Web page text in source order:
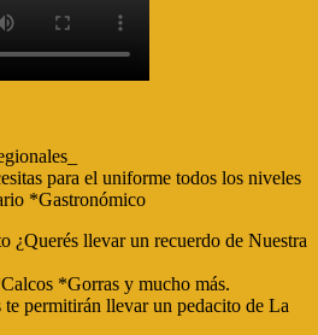
para el uniforme todos los niveles
*Gastronómico
¿Querés llevar un recuerdo de Nuestra
*Gorras y mucho más.
permitirán llevar un pedacito de La